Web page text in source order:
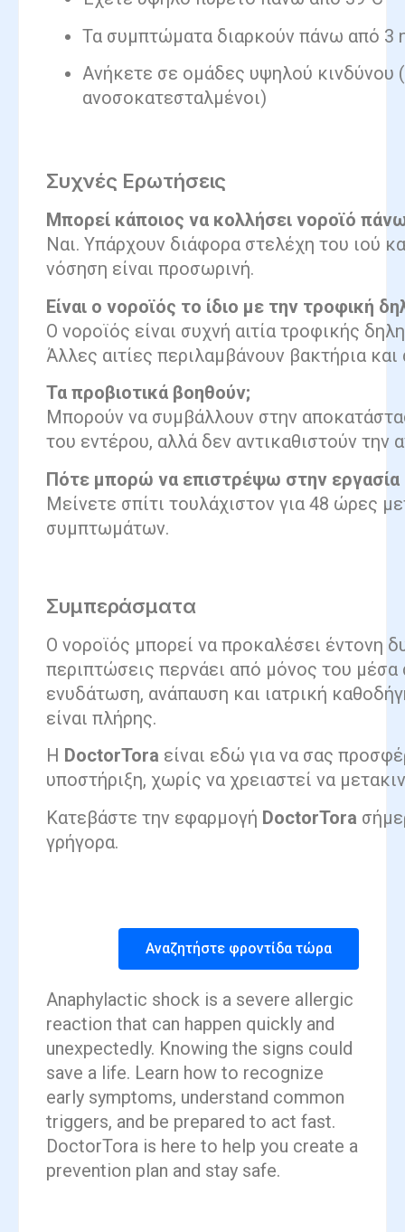
Τα συμπτώματα διαρκούν πάνω από 3
Ανήκετε σε ομάδες υψηλού κινδύνου
ανοσοκατεσταλμένοι)
Συχνές Ερωτήσεις
Μπορεί κάποιος να κολλήσει νοροϊό
Ναι. Υπάρχουν διάφορα στελέχη του ιού
νόσηση είναι προσωρινή.
Είναι ο νοροϊός το ίδιο με την τροφική
Ο νοροϊός είναι συχνή αιτία τροφικής
Άλλες αιτίες περιλαμβάνουν βακτήρια και
Τα προβιοτικά βοηθούν;
Μπορούν να συμβάλλουν στην
του εντέρου, αλλά δεν αντικαθιστούν
Πότε μπορώ να επιστρέψω στην
Μείνετε σπίτι τουλάχιστον για 48 ώρες
συμπτωμάτων.
Συμπεράσματα
Ο νοροϊός μπορεί να προκαλέσει έντονη
περιπτώσεις περνάει από μόνος του
ενυδάτωση, ανάπαυση και ιατρική
είναι πλήρης.
Η DoctorTora είναι εδώ για να σας
υποστήριξη, χωρίς να χρειαστεί να
Κατεβάστε την εφαρμογή DoctorTora
γρήγορα.
Αναζητήστε φροντίδα τώρα
Anaphylactic shock is a severe allergic
reaction that can happen quickly and
unexpectedly. Knowing the signs could
save a life. Learn how to recognize
early symptoms, understand common
triggers, and be prepared to act fast.
DoctorTora is here to help you create a
prevention plan and stay safe.